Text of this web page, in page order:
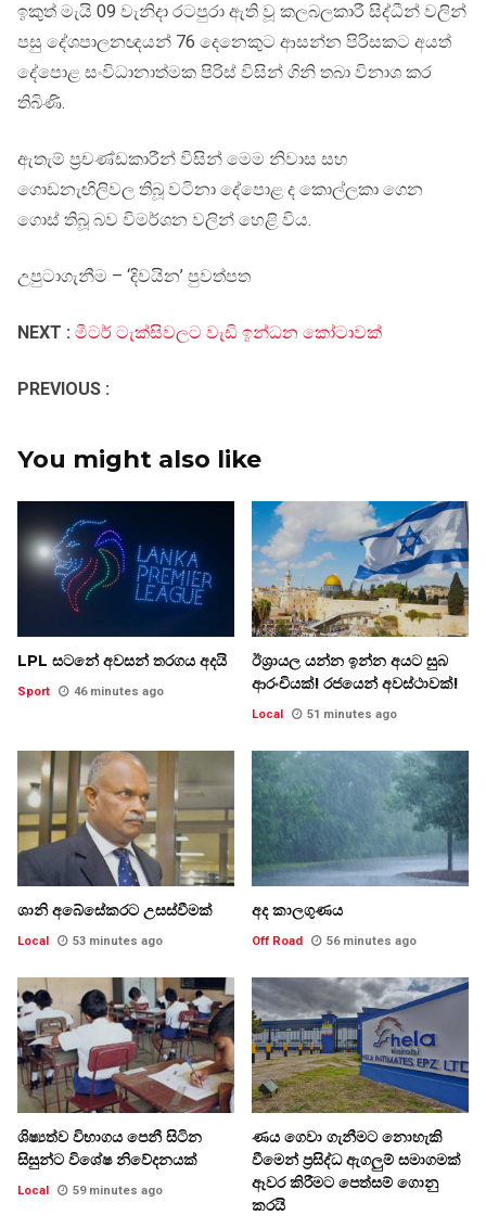
ඉකුත් මැයි 09 වැනිදා රටපුරා ඇති වූ කලබලකාරී සිද්ධීන් වලින්
පසු දේශපාලනඥයන් 76 දෙනෙකුට ආසන්න පිරිසකට අයත්
දේපොළ සංවිධානාත්මක පිරිස් විසින් ගිනි තබා විනාශ කර
තිබිණි.
ඇතැම් ප්‍රචණ්ඩකාරීන් විසින් මෙම නිවාස සහ
ගොඩනැඟිලිවල තිබූ වටිනා දේපොළ ද කොල්ලකා ගෙන
ගොස් තිබූ බව විමර්ශන වලින් හෙළි විය.
උපුටාගැනීම – ‘දිවයින’ පුවත්පත
NEXT : මීටර් ටැක්සිවලට වැඩි ඉන්ධන කෝටාවක්
PREVIOUS :
You might also like
LPL සටනේ අවසන් තරගය අදයි
Sport 46 minutes ago
ඊශ්‍රායල යන්න ඉන්න අයට සුබ
ආරංචියක්! ‍රජයෙන් අවස්ථාවක්!
Local 51 minutes ago
ශානි අබේසේකරට උසස්වීමක්
Local 53 minutes ago
අද කාලගුණය
Off Road 56 minutes ago
ශිෂ්‍යත්ව විභාගය පෙනී සිටින
සිසුන්ට විශේෂ නිවේදනයක්
Local 59 minutes ago
ණය ගෙවා ගැනීමට නොහැකි
වීමෙන් ප්‍රසිද්ධ ඇගලුම් සමාගමක්
ඈවර කිරීමට පෙත්සම් ගොනු
කරයි